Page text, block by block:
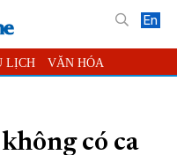
En
LỊCH VĂN HÓA
có ca